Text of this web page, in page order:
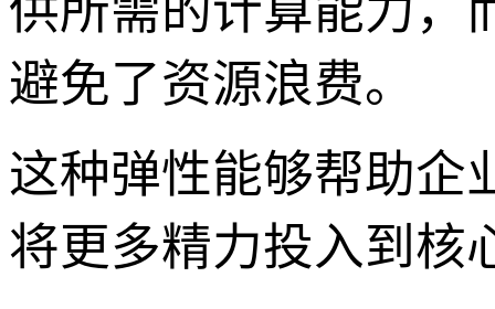
供所需的计算能力，
避免了资源浪费。
这种弹性能够帮助企
将更多精力投入到核